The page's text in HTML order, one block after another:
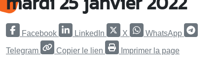
Facebook LinkedIn X WhatsApp
Telegram Copier le lien Imprimer la page